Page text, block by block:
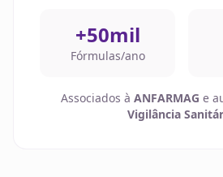
+50mil
Fórmulas/ano
Associados à ANFARMAG e
Vigilância